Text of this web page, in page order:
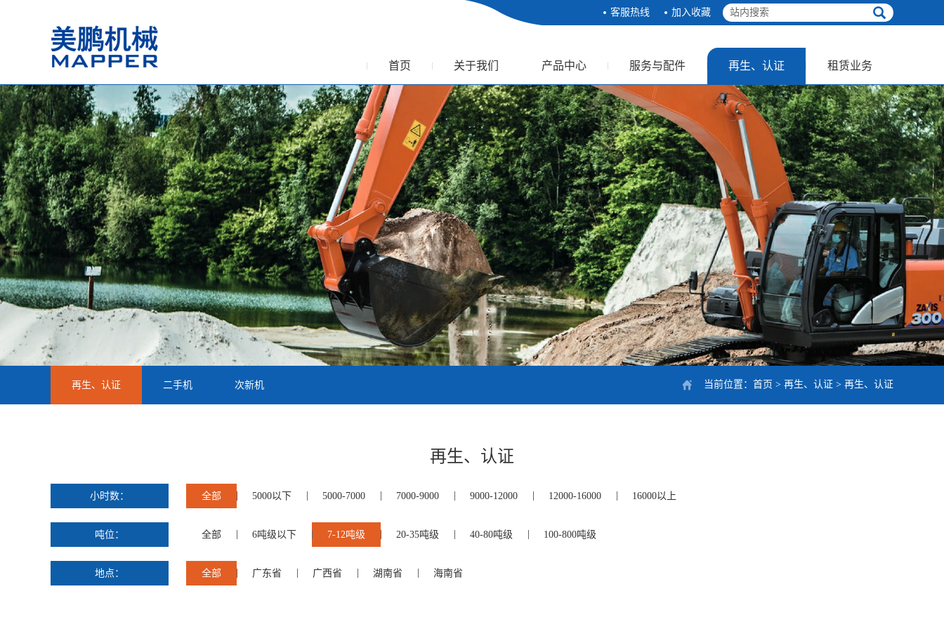
客服热线 加入收藏
首页 关于我们 产品中心 服务与配件 再生、认证 租赁业务
当前位置： 首页 > 再生、认证 > 再生、认证
再生、认证 二手机 次新机
再生、认证
小时数： 全部 5000以下 5000-7000 7000-9000 9000-12000 12000-16000 16000以上
吨位： 全部 6吨级以下 7-12吨级 20-35吨级 40-80吨级 100-800吨级
地点： 全部 广东省 广西省 湖南省 海南省